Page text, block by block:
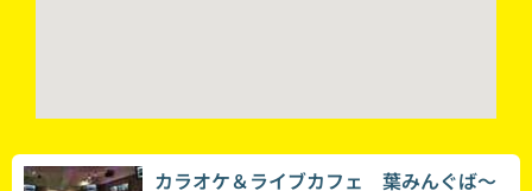
カラオケ＆ライブカフェ 葉みんぐば～